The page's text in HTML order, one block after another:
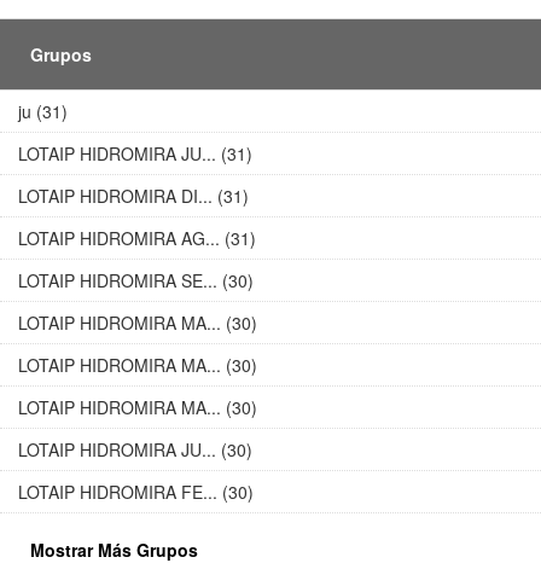
Grupos
ju (31)
LOTAIP HIDROMIRA JU... (31)
LOTAIP HIDROMIRA DI... (31)
LOTAIP HIDROMIRA AG... (31)
LOTAIP HIDROMIRA SE... (30)
LOTAIP HIDROMIRA MA... (30)
LOTAIP HIDROMIRA MA... (30)
LOTAIP HIDROMIRA MA... (30)
LOTAIP HIDROMIRA JU... (30)
LOTAIP HIDROMIRA FE... (30)
Mostrar Más Grupos